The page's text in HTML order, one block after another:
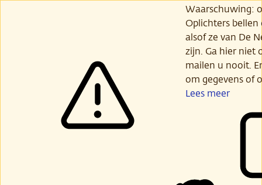
Waarschuwing:
Oplichters
alsof ze van De
zijn. Ga hier niet
mailen u nooit.
om gegevens of
Lees meer